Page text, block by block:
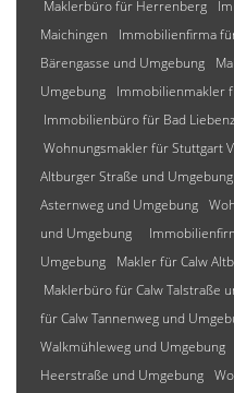
Maklerbüro für Herrenberg
Maichingen
Immobilienfirma
Bärengasse und Umgebung
Umgebung
Immobilienmakler
Immobilienbüro für Bad
Wohnungsmakler für Stuttgart
Altburger Straße und Umgebung
Asternweg und Umgebung
und Umgebung
Umgebung
Makler für Calw
Maklerbüro für Calw Talstraße
für Calw Tannenweg und
Walkmühleweg und Umgebung
Heerstraße und Umgebung